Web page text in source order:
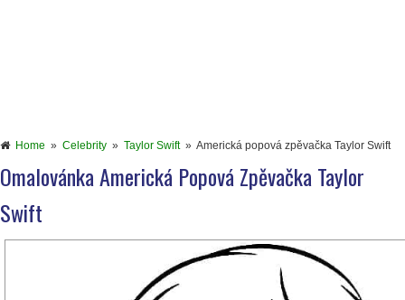
Home » Celebrity » Taylor Swift» Americká popová zpěvačka Taylor Swift
Omalovánka Americká Popová Zpěvačka Taylor
Swift